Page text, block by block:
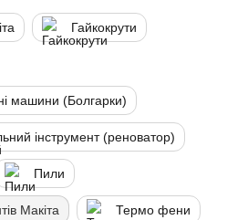
Гайкокрути
машини (Болгарки)
інструмент (реноватор)
Пили
Макіта Термо фени